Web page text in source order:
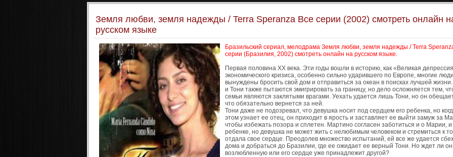
Земля любви, земля надежды / Terra Speranza Все серии (2002) смотреть онлайн
русском языке
Бразильский сериал, мелодрама Земля любви, земля надежды / Terra
серии (Бразилия, 2002) смотреть онлайн на русском языке.
Первая половина XX века. Эти годы вошли в историю, как «Великая
экономического кризиса, особенно сильно ударившего по Европе, многие
вынуждены бросить свой дом и отправиться за океан в поисках лучшей
и Тони также пытаются эмигрировать за границу, но дело осложняется тем,
семьи являются заклятыми врагами. Уехать удается лишь Тони, но он
что обязательно вернется за ней.
Тони даже не подозревал, что девушка носит под сердцем его ребенка, но
этом узнает ее отец, он приходит в ярость и заставляет ее выйти замуж за
чтобы избежать позора и сплетен. Мартино согласен заботиться и о Марии, и
ребенке, но девушка не может жить с нелюбимым человеком и стремиться к
отдала свое сердце. Преодолев множество испытаний, ей все же удается
дома и добраться до Бразилии, где ее ожидает ее верный Тони. Но ждет ли
возлюбленную или его сердце уже принадлежит другой?